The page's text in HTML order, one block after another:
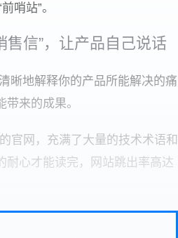
哨站”。
售信”，让产品自己说话
晰地解释你的产品所能解决的痛
来的成果。
官网，充满了大量的技术术语和
耐心才能读完，网站跳出率高达